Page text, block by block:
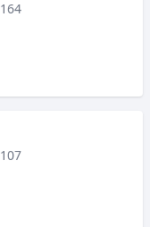
164
107